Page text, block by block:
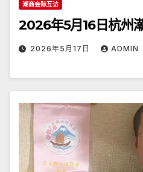
潮商会际互访
2026年5月16日杭州
2026年5月17日 ADMIN